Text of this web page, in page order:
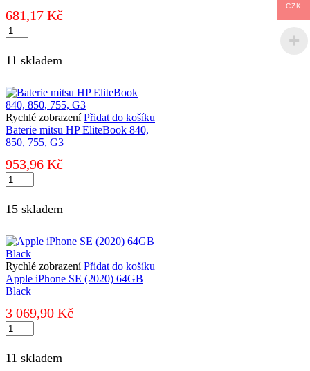
681,17 Kč
Baterie
movano
Fujitsu
Li1718,
množství
11 skladem
Rychlé zobrazení Přidat do košíku
Baterie mitsu HP EliteBook 840,
850, 755, G3
953,96 Kč
Baterie
mitsu
HP
EliteBook
850,
755,
G3
množství
15 skladem
Rychlé zobrazení Přidat do košíku
Apple iPhone SE (2020) 64GB
Black
3 069,90 Kč
Apple
iPhone
SE
(2020)
11 skladem
CZK